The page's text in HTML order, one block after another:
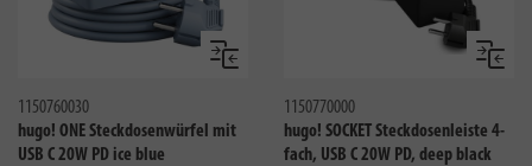
Vergleichen
1150760030
hugo! ONE Steckdosenwürfel mit
USB C 20W PD ice blue
1150770000
hugo! SOCKET Steckdosenleiste 4-
fach, USB C 20W PD, deep black